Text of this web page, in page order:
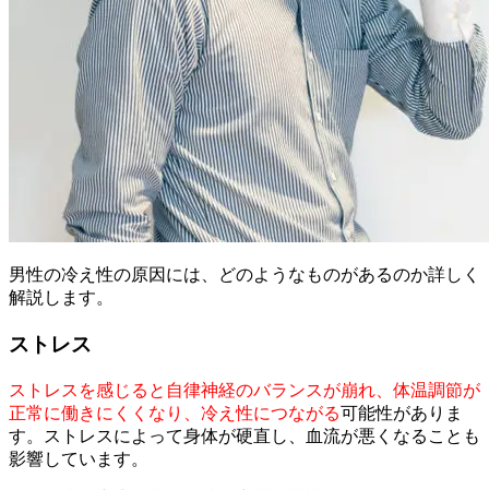
男性の冷え性の原因には、どのようなものがあるのか詳しく
解説します。
ストレス
ストレスを感じると自律神経のバランスが崩れ、体温調節が
正常に働きにくくなり、冷え性につながる可能性がありま
す。ストレスによって身体が硬直し、血流が悪くなることも
影響しています。